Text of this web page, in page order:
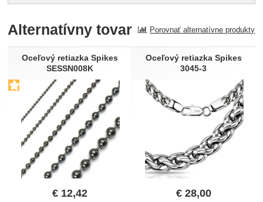
Recenzia
Nebola pridaná žiadna recenzia.
Alternatívny tovar Porovnať alternatívne produkty
Oceľový retiazka Spikes
SESSN008K
€ 12,42
Oceľový retiazka Spikes
3045-3
€28,00